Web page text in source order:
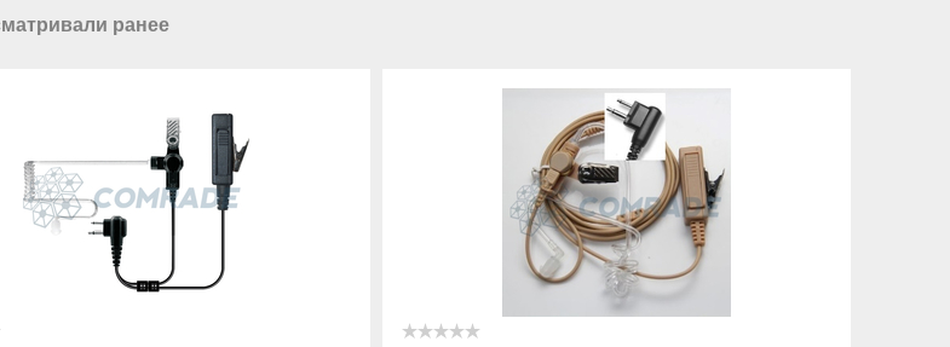
ранее